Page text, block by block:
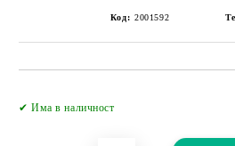
Код: 2001592
✔ Има в наличност